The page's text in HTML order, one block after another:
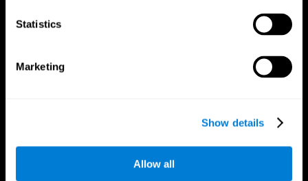
Statistics
Marketing
Show details
Allow all